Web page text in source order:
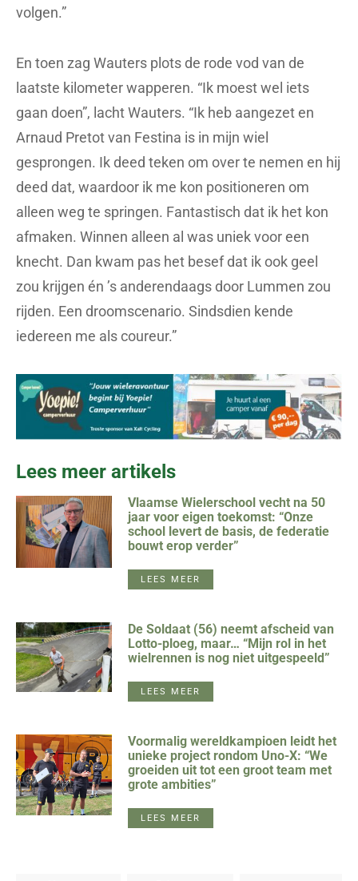
volgen.”
En toen zag Wauters plots de rode vod van de
laatste kilometer wapperen. “Ik moest wel iets
gaan doen”, lacht Wauters. “Ik heb aangezet en
Arnaud Pretot van Festina is in mijn wiel
gesprongen. Ik deed teken om over te nemen en hij
deed dat, waardoor ik me kon positioneren om
alleen weg te springen. Fantastisch dat ik het kon
afmaken. Winnen alleen al was uniek voor een
knecht. Dan kwam pas het besef dat ik ook geel
zou krijgen én ’s anderendaags door Lummen zou
rijden. Een droomscenario. Sindsdien kende
iedereen me als coureur.”
Lees meer artikels
Vlaamse Wielerschool vecht na 50
jaar voor eigen toekomst: “Onze
school levert de basis, de federatie
bouwt erop verder”
LEES MEER
De Soldaat (56) neemt afscheid van
Lotto-ploeg, maar… “Mijn rol in het
wielrennen is nog niet uitgespeeld”
LEES MEER
Voormalig wereldkampioen leidt het
unieke project rondom Uno-X: “We
groeiden uit tot een groot team met
grote ambities”
LEES MEER